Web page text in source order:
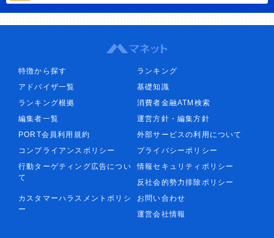
特徴から探す
ランキング
アドバイザ一覧
基礎知識
ランキング根拠
消費者金融ATM検索
編集者一覧
運営方針・編集方針
PORT会員利用規約
外部サービスの利用について
コンプライアンスポリシー
プライバシーポリシー
行動ターゲティング広告につい
て
情報セキュリティポリシー
反社会的勢力排除ポリシー
カスタマーハラスメントポリシ
ー
お問い合わせ
運営会社情報